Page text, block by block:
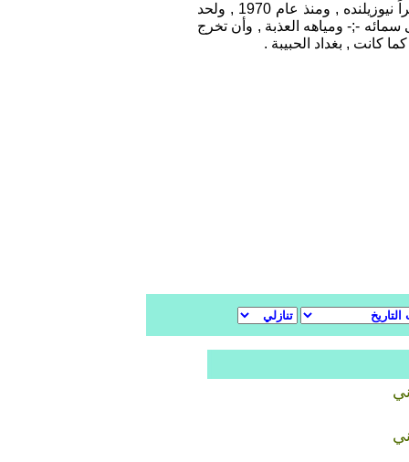
الكويت , الإمارات العربية المتحدة , اليمن الديمقراطية الشعبية , الجزائر , تونس , ليبيا , وأخيراً وليس آخراً نيوزيلنده , ومنذ عام 1970 , ولحد
-;- ومياهه العذبة , وأن تخرج
كانت , بغداد الحبيبة .